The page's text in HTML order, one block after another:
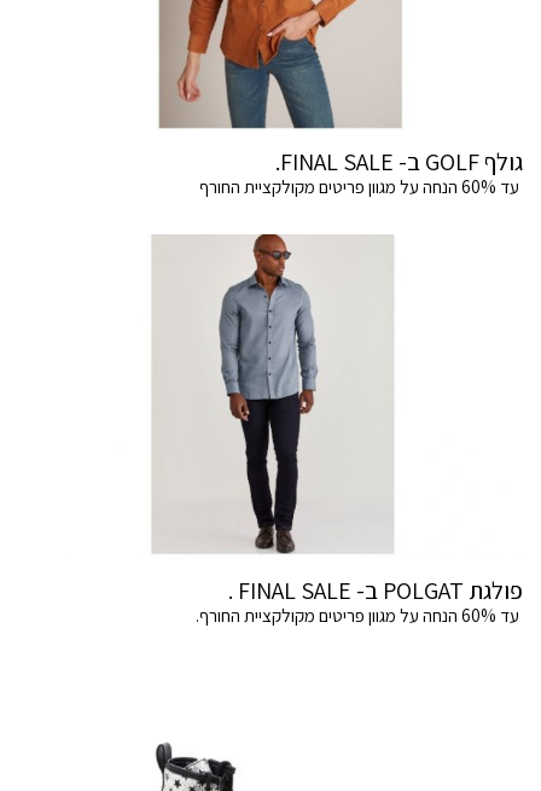
גולף GOLF ב- FINAL SALE.
עד 60% הנחה על מגוון פריטים מקולקציית החורף
פולגת POLGAT ב- FINAL SALE .
עד 60% הנחה על מגוון פריטים מקולקציית החורף.